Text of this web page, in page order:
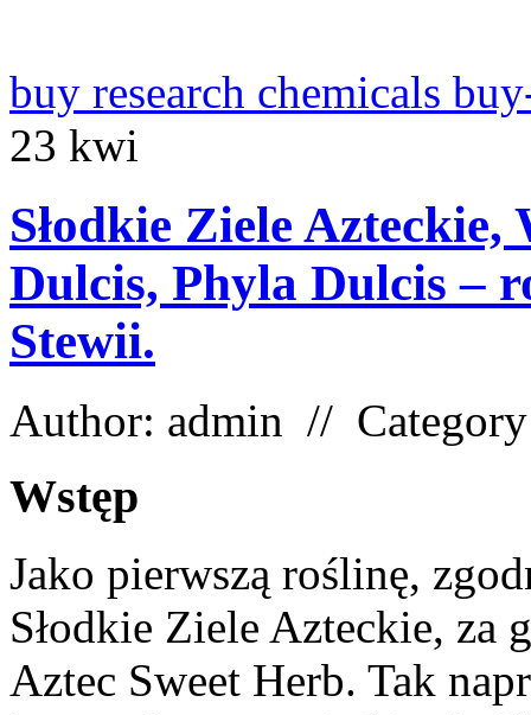
buy research chemicals
23 kwi
Słodkie Ziele
Dulcis, Phyla Dulcis –
Stewii.
Author: admin //
Wstęp
Jako pierwszą roślinę,
Słodkie Ziele Azteckie, za
Aztec Sweet Herb. Tak